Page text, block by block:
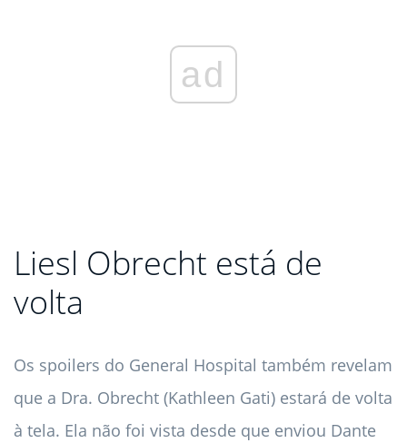
ad
Liesl Obrecht está de
volta
Os spoilers do General Hospital também revelam
que a Dra. Obrecht (Kathleen Gati) estará de volta
à tela. Ela não foi vista desde que enviou Dante